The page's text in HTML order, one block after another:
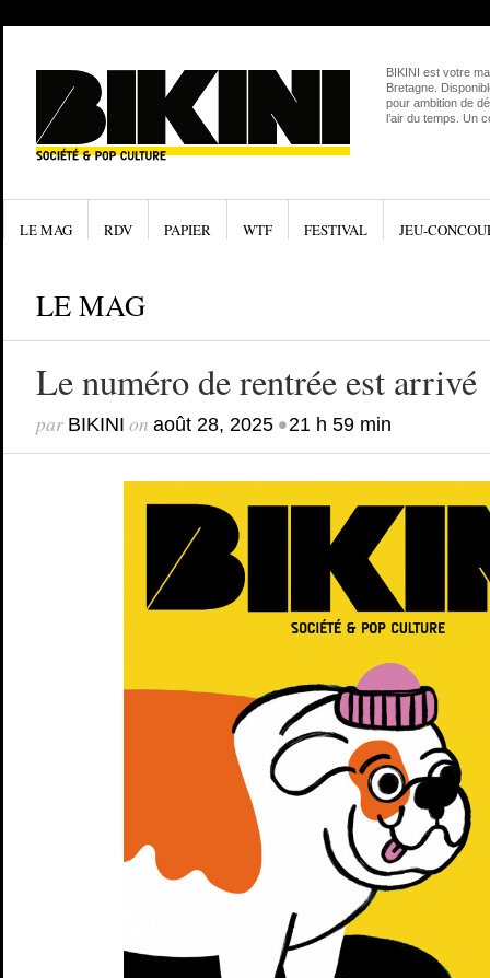
BIKINI est votre
Bretagne.
pour ambition de
l’air du temps. Un
LE MAG RDV PAPIER WTF FESTIVAL JEU-
LE MAG
Le numéro de rentrée est arrivé
par BIKINI on août 28, 2025•21 h 59 min